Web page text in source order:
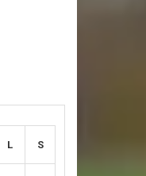
L S